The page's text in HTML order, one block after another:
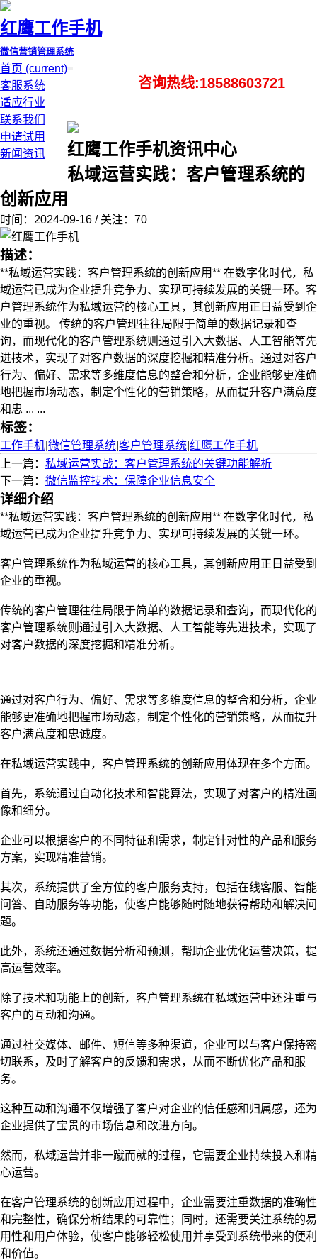
红鹰工作手机
微信营销管理系统
首页 (current)
客服系统
适应行业
联系我们
申请试用
新闻资讯
咨询热线:18588603721
红鹰工作手机资讯中心
私域运营实践：客户管理系统的
创新应用
时间：2024-09-16 / 关注：70
描述：
**私域运营实践：客户管理系统的创新应用** 在数字化时代，私
域运营已成为企业提升竞争力、实现可持续发展的关键一环。客
户管理系统作为私域运营的核心工具，其创新应用正日益受到企
业的重视。 传统的客户管理往往局限于简单的数据记录和查
询，而现代化的客户管理系统则通过引入大数据、人工智能等先
进技术，实现了对客户数据的深度挖掘和精准分析。通过对客户
行为、偏好、需求等多维度信息的整合和分析，企业能够更准确
地把握市场动态，制定个性化的营销策略，从而提升客户满意度
和忠 ... ...
标签：
工作手机 微信管理系统 客户管理系统 红鹰工作手机
上一篇： 私域运营实战：客户管理系统的关键功能解析
下一篇： 微信监控技术：保障企业信息安全
详细介绍
**私域运营实践：客户管理系统的创新应用** 在数字化时代，私
域运营已成为企业提升竞争力、实现可持续发展的关键一环。
客户管理系统作为私域运营的核心工具，其创新应用正日益受到
企业的重视。
传统的客户管理往往局限于简单的数据记录和查询，而现代化的
客户管理系统则通过引入大数据、人工智能等先进技术，实现了
对客户数据的深度挖掘和精准分析。
通过对客户行为、偏好、需求等多维度信息的整合和分析，企业
能够更准确地把握市场动态，制定个性化的营销策略，从而提升
客户满意度和忠诚度。
在私域运营实践中，客户管理系统的创新应用体现在多个方面。
首先，系统通过自动化技术和智能算法，实现了对客户的精准画
像和细分。
企业可以根据客户的不同特征和需求，制定针对性的产品和服务
方案，实现精准营销。
其次，系统提供了全方位的客户服务支持，包括在线客服、智能
问答、自助服务等功能，使客户能够随时随地获得帮助和解决问
题。
此外，系统还通过数据分析和预测，帮助企业优化运营决策，提
高运营效率。
除了技术和功能上的创新，客户管理系统在私域运营中还注重与
客户的互动和沟通。
通过社交媒体、邮件、短信等多种渠道，企业可以与客户保持密
切联系，及时了解客户的反馈和需求，从而不断优化产品和服
务。
这种互动和沟通不仅增强了客户对企业的信任感和归属感，还为
企业提供了宝贵的市场信息和改进方向。
然而，私域运营并非一蹴而就的过程，它需要企业持续投入和精
心运营。
在客户管理系统的创新应用过程中，企业需要注重数据的准确性
和完整性，确保分析结果的可靠性；同时，还需要关注系统的易
用性和用户体验，使客户能够轻松使用并享受到系统带来的便利
和价值。